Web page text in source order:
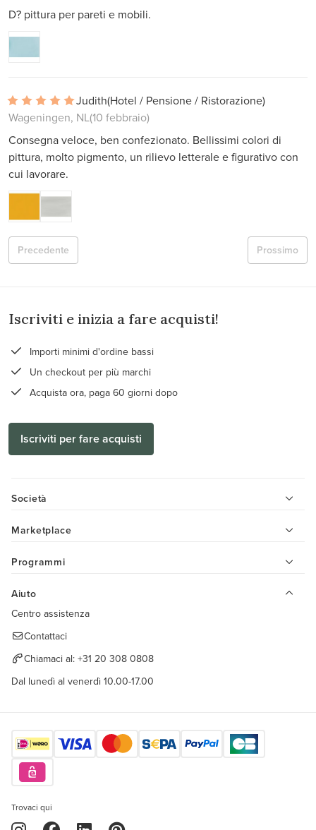
D? pittura per pareti e mobili.
Judith(Hotel / Pensione / Ristorazione)
Wageningen, NL(10 febbraio)
Consegna veloce, ben confezionato. Bellissimi colori di
pittura, molto pigmento, un rilievo letterale e figurativo con
cui lavorare.
Prossimo
Precedente
Iscriviti e inizia a fare acquisti!
Importi minimi d'ordine bassi
Un checkout per più marchi
Acquista ora, paga 60 giorni dopo
Iscriviti per fare acquisti
Società
Marketplace
Programmi
Aiuto
Centro assistenza
Contattaci
Chiamaci al: +31 20 308 0808
Dal lunedì al venerdì 10.00-17.00
Trovaci qui